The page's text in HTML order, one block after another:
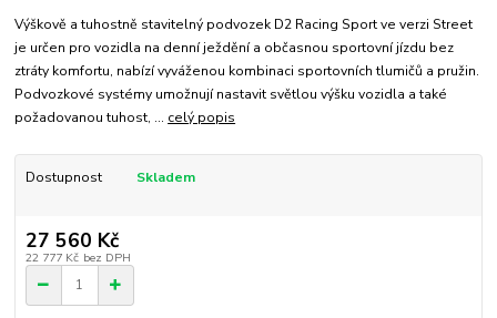
Výškově a tuhostně stavitelný podvozek D2 Racing Sport ve verzi Street
je určen pro vozidla na denní ježdění a občasnou sportovní jízdu bez
ztráty komfortu, nabízí vyváženou kombinaci sportovních tlumičů a pružin.
Podvozkové systémy umožnují nastavit světlou výšku vozidla a také
požadovanou tuhost, ... celý popis
Dostupnost Skladem
27 560 Kč
22 777 Kč bez DPH